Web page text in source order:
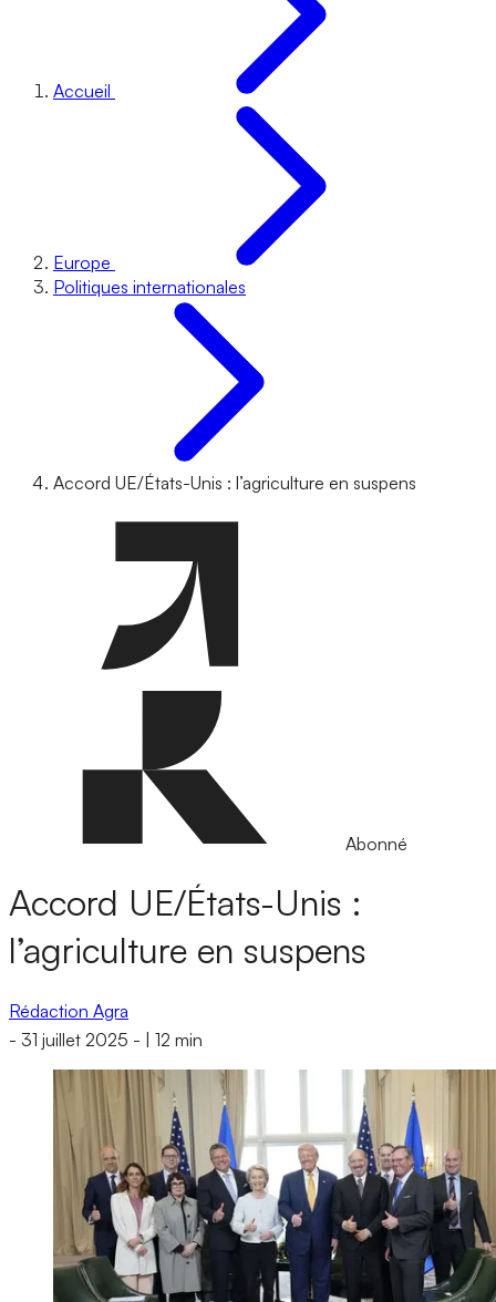
Accueil
Europe
Politiques internationales
Accord UE/États-Unis : l’agriculture en suspens
Abonné
Accord UE/États-Unis :
l’agriculture en suspens
Rédaction Agra
- 31 juillet 2025 - 12 min